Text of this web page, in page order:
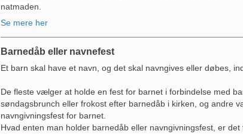
natmaden.
Se mere her
Barnedåb eller navnefest
Et barn skal have et navn, og det skal navngives eller døbes,
De fleste vælger at holde en fest for barnet i forbindelse med
søndagsbrunch eller frokost efter barnedåb i kirken, og andre
navngivningsfest for barnet.
Hvad enten man holder barnedåb eller navngivningsfest, er